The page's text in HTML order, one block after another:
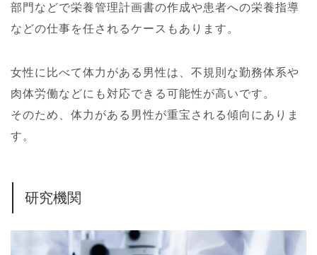
部門などで栄養管理計画書の作成や患者への栄養指導
などの仕事を任されるケースもあります。
女性に比べて体力がある男性は、不規則な勤務体系や
肉体労働などにも対応できる可能性が高いです。
そのため、体力がある男性が重宝される傾向にありま
す。
研究機関